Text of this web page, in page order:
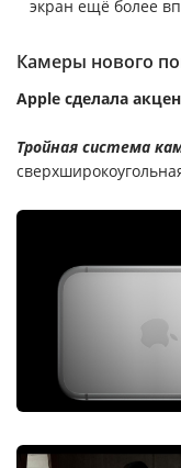
экран ещё более
Камеры нового
Apple сделала
Тройная система